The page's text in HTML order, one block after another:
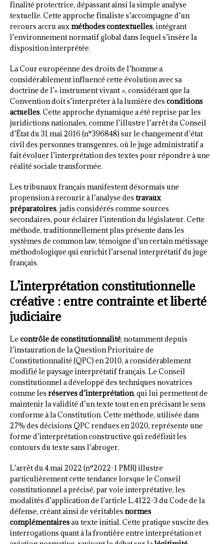
finalité protectrice, dépassant ainsi la simple analyse
textuelle. Cette approche finaliste s’accompagne d’un
recours accru auxméthodes contextuelles, intégrant
l’environnement normatif global dans lequel s’insère la
disposition interprétée.
La Cour européenne des droits de l’homme a
considérablement influencé cette évolution avec sa
doctrine de l’« instrument vivant », considérant que la
Convention doit s’interpréter à la lumière des conditions
actuelles. Cette approche dynamique a été reprise par les
juridictions nationales, comme l’illustre l’arrêt du Conseil
d’État du 31 mai 2016 (n°396848) sur le changement d’état
civil des personnes transgenres, où le juge administratif a
fait évoluer l’interprétation des textes pour répondre à une
réalité sociale transformée.
Les tribunaux français manifestent désormais une
propension à recourir à l’analyse des travaux
préparatoires, jadis considérés comme sources
secondaires, pour éclairer l’intention du législateur. Cette
méthode, traditionnellement plus présente dans les
systèmes de common law, témoigne d’un certain métissage
méthodologique qui enrichit l’arsenal interprétatif du juge
français.
L’interprétation constitutionnelle
créative : entre contrainte et liberté
judiciaire
Le contrôle de constitutionnalité, notamment depuis
l’instauration de la Question Prioritaire de
Constitutionnalité (QPC) en 2010, a considérablement
modifié le paysage interprétatif français. Le Conseil
constitutionnel a développé des techniques novatrices
comme les réserves d’interprétation, qui lui permettent de
maintenir la validité d’un texte tout en en précisant le sens
conforme à la Constitution. Cette méthode, utilisée dans
27% des décisions QPC rendues en 2020, représente une
forme d’interprétation constructive qui redéfinit les
contours du texte sans l’abroger.
L’arrêt du 4 mai 2022 (n°2022-1 PMR) illustre
particulièrement cette tendance lorsque le Conseil
constitutionnel a précisé, par voie interprétative, les
modalités d’application de l’article L.4122-3 du Code de la
défense, créant ainsi de véritables normes
complémentairesau texte initial. Cette pratique suscite des
interrogations quant à la frontière entre interprétation et